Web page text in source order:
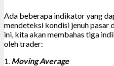
Ada beberapa indikator yang
mendeteksi kondisi jenuh pasar
ini, kita akan membahas tiga
oleh trader:
1. Moving Average